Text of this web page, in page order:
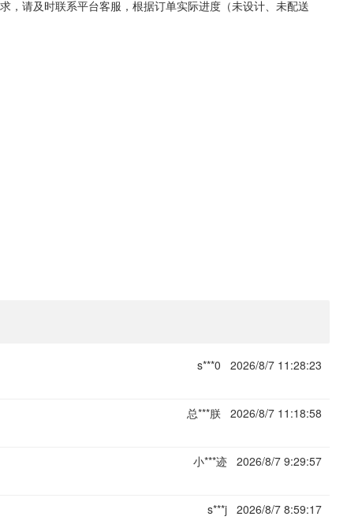
，请及时联系平台客服，根据订单实际进度（未设计、未配送
s***0
2026/8/7 11:28:23
总***朕
2026/8/7 11:18:58
小***迹
2026/8/7 9:29:57
s***j
2026/8/7 8:59:17